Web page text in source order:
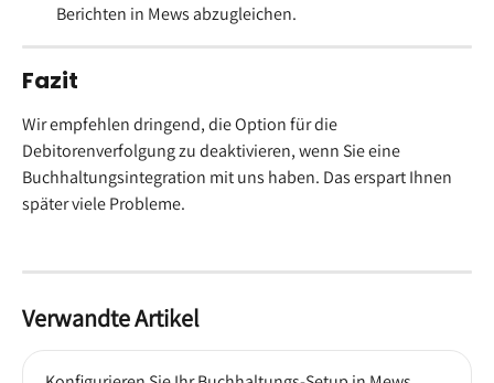
Berichten in Mews abzugleichen.
Fazit
Wir empfehlen dringend, die Option für die
Debitorenverfolgung zu deaktivieren, wenn Sie eine
Buchhaltungsintegration mit uns haben. Das erspart Ihnen
später viele Probleme.
Verwandte Artikel